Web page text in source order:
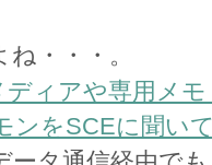
・・・。
ディアや専用メ
ンをSCEに聞い